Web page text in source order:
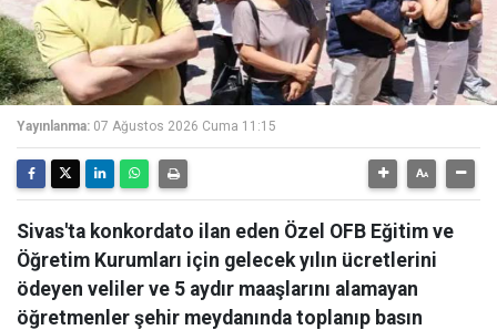
Yayınlanma: 07 Ağustos 2026 Cuma 11:15
Sivas'ta konkordato ilan eden Özel OFB Eğitim ve
Öğretim Kurumları için gelecek yılın ücretlerini
ödeyen veliler ve 5 aydır maaşlarını alamayan
öğretmenler şehir meydanında toplanıp basın